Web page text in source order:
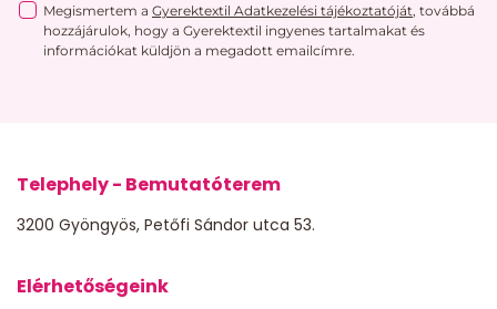
Megismertem a Gyerektextil Adatkezelési tájékoztatóját, továbbá
hozzájárulok, hogy a Gyerektextil ingyenes tartalmakat és
információkat küldjön a megadott emailcímre.
Telephely - Bemutatóterem
3200 Gyöngyös, Petőfi Sándor utca 53.
Elérhetőségeink